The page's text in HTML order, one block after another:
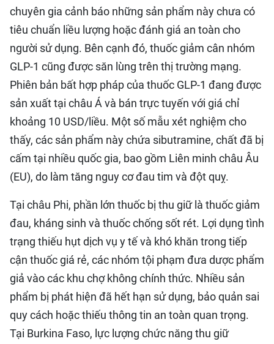
chuyên gia cảnh báo những sản phẩm này chưa có
tiêu chuẩn liều lượng hoặc đánh giá an toàn cho
người sử dụng. Bên cạnh đó, thuốc giảm cân nhóm
GLP-1 cũng được săn lùng trên thị trường mạng.
Phiên bản bất hợp pháp của thuốc GLP-1 đang được
sản xuất tại châu Á và bán trực tuyến với giá chỉ
khoảng 10 USD/liều. Một số mẫu xét nghiệm cho
thấy, các sản phẩm này chứa sibutramine, chất đã bị
cấm tại nhiều quốc gia, bao gồm Liên minh châu Âu
(EU), do làm tăng nguy cơ đau tim và đột quỵ.
Tại châu Phi, phần lớn thuốc bị thu giữ là thuốc giảm
đau, kháng sinh và thuốc chống sốt rét. Lợi dụng tình
trạng thiếu hụt dịch vụ y tế và khó khăn trong tiếp
cận thuốc giá rẻ, các nhóm tội phạm đưa dược phẩm
giả vào các khu chợ không chính thức. Nhiều sản
phẩm bị phát hiện đã hết hạn sử dụng, bảo quản sai
quy cách hoặc thiếu thông tin an toàn quan trọng.
Tại Burkina Faso, lực lượng chức năng thu giữ